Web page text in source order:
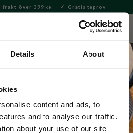
Details About
content and ads, to
and to analyse our traffic.
about your use of our site
frakt över 399 KR Gratis teprov
Handkräm Vit